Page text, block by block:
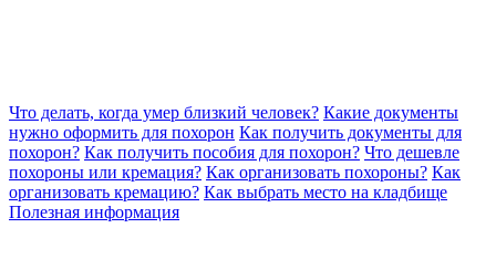
Что делать, когда умер близкий человек? Какие документы
нужно оформить для похорон Как получить документы для
похорон? Как получить пособия для похорон? Что дешевле
похороны или кремация? Как организовать похороны? Как
организовать кремацию? Как выбрать место на кладбище
Полезная информация